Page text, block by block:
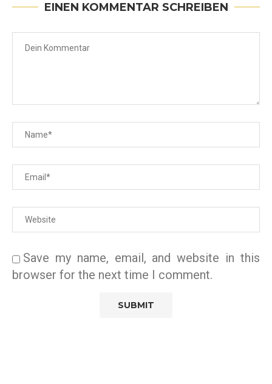
EINEN KOMMENTAR SCHREIBEN
Save my name, email, and website in this
browser for the next time I comment.